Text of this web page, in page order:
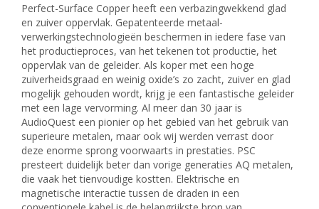
Perfect-Surface Copper heeft een verbazingwekkend glad
en zuiver oppervlak. Gepatenteerde metaal-
verwerkingstechnologieën beschermen in iedere fase van
het productieproces, van het tekenen tot productie, het
oppervlak van de geleider. Als koper met een hoge
zuiverheidsgraad en weinig oxide’s zo zacht, zuiver en glad
mogelijk gehouden wordt, krijg je een fantastische geleider
met een lage vervorming. Al meer dan 30 jaar is
AudioQuest een pionier op het gebied van het gebruik van
superieure metalen, maar ook wij werden verrast door
deze enorme sprong voorwaarts in prestaties. PSC
presteert duidelijk beter dan vorige generaties AQ metalen,
die vaak het tienvoudige kostten. Elektrische en
magnetische interactie tussen de draden in een